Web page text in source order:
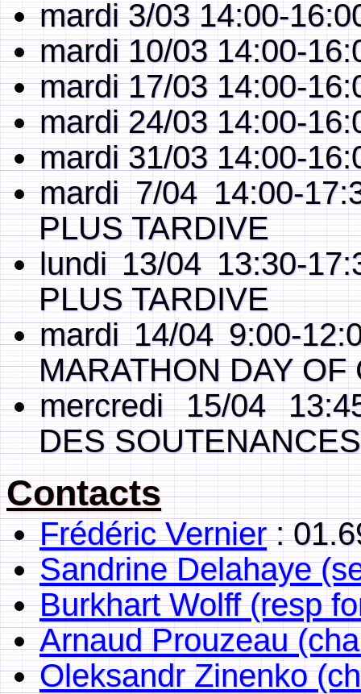
mardi 3/03 14:00-
mardi 10/03 14:00-
mardi 17/03 14:00-
mardi 24/03 14:00-
mardi 31/03 14:00-
mardi 7/04 14:00-
PLUS TARDIVE
lundi 13/04 13:30-
PLUS TARDIVE
mardi 14/04 9:00-
MARATHON DAY OF
mercredi 15/04
DES SOUTENANCES
Contacts
Frédéric Vernier:
Sandrine Delahaye
Burkhart Wolff (resp
Arnaud Prouzeau
Oleksandr Zinenko